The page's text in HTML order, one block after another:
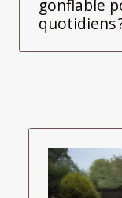
gonflable
quotidiens